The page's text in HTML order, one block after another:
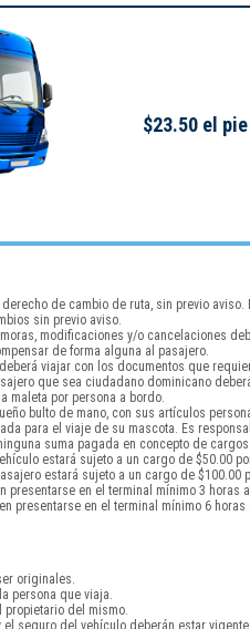
$23.50 el
derecho de cambio de ruta, sin previo
sin previo aviso.
modificaciones y/o cancelaciones
de forma alguna al pasajero.
viajar con los documentos que
que sea ciudadano dominicano
maleta por persona a bordo.
bulto de mano, con sus artículos
para el viaje de su mascota. Es
suma pagada en concepto de
estará sujeto a un cargo de $50.00
estará sujeto a un cargo de $100.00
presentarse en el terminal mínimo 3 horas
presentarse en el terminal mínimo 6
originales.
persona que viaja.
propietario del mismo.
seguro del vehículo deberán estar